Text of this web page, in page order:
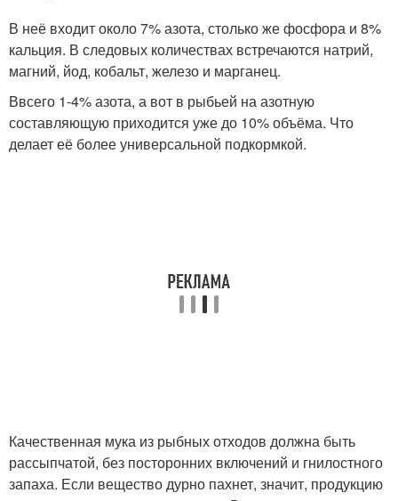
В неё входит около 7% азота, столько же фосфора и 8%
кальция. В следовых количествах встречаются натрий,
магний, йод, кобальт, железо и марганец.
Ввсего 1-4% азота, а вот в рыбьей на азотную
составляющую приходится уже до 10% объёма. Что
делает её более универсальной подкормкой.
Качественная мука из рыбных отходов должна быть
рассыпчатой, без посторонних включений и гнилостного
запаха. Если вещество дурно пахнет, значит, продукцию